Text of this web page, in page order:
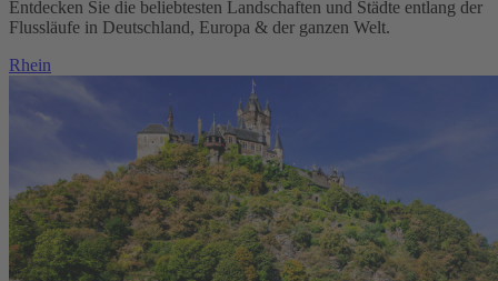
Entdecken Sie die beliebtesten Landschaften und Städte entlang der
Flussläufe in Deutschland, Europa & der ganzen Welt.
Rhein